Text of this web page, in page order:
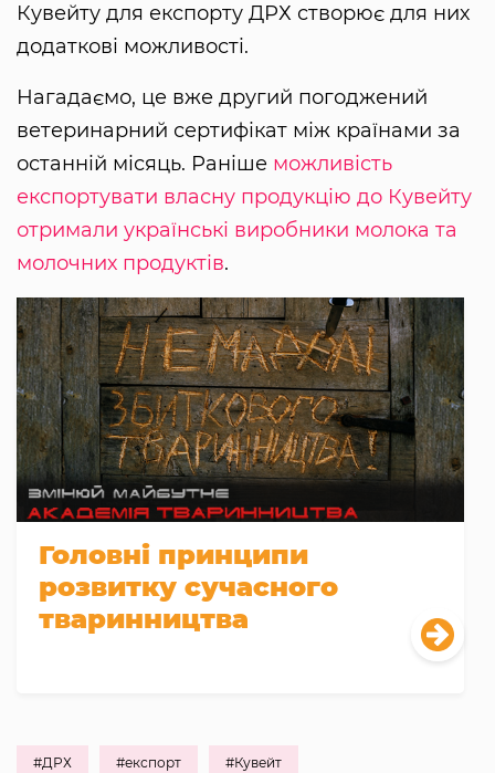
Кувейту для експорту ДРХ створює для них
додаткові можливості.
Нагадаємо, це вже другий погоджений
ветеринарний сертифікат між країнами за
останній місяць. Раніше можливість
експортувати власну продукцію до Кувейту
отримали українські виробники молока та
молочних продуктів.
Головні принципи
розвитку сучасного
тваринництва
#ДРХ #експорт #Кувейт